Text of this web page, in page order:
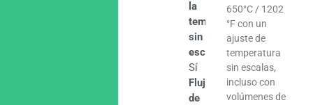
la
temperatura
sin
escalas
Sí
Flujo
de
650°C / 1202
°F con un
ajuste de
temperatura
sin escalas,
incluso con
volúmenes de